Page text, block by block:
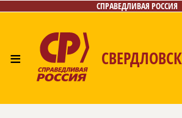
СПРАВЕДЛИВАЯ РОССИЯ
≡